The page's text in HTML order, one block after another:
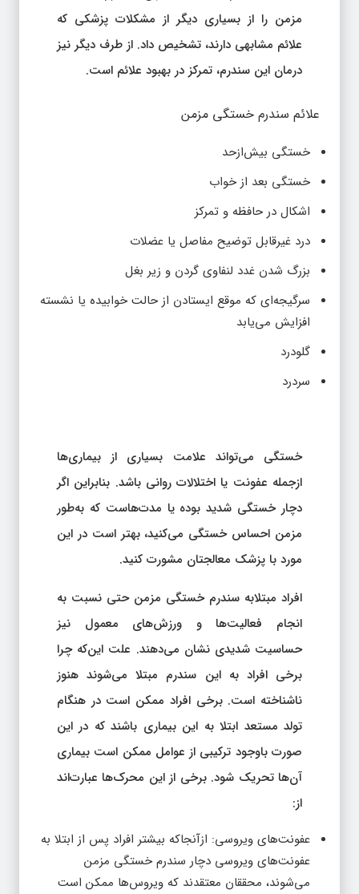
مزمن را از بسیاری دیگر از مشکلات پزشکی که
علائم مشابهی دارند، تشخیص داد. از طرف دیگر نیز
درمان این سندرم، تمرکز در بهبود علائم است.
علائم سندرم خستگی مزمن
خستگی بیش‌ازحد
خستگی بعد از خواب
اشکال در حافظه و تمرکز
درد غیرقابل توضیح مفاصل یا عضلات
بزرگ شدن غدد لنفاوی گردن و زیر بغل
سرگیجه‌ای که موقع ایستادن از حالت خوابیده یا نشسته
افزایش می‌یابد
گلودرد
سردرد
خستگی می‌تواند علامت بسیاری از بیماری‌ها
ازجمله عفونت یا اختلالات روانی باشد. بنابراین اگر
دچار خستگی شدید بوده یا مدت‌هاست که به‌طور
مزمن احساس خستگی می‌کنید، بهتر است در این
مورد با پزشک معالجتان مشورت کنید.
افراد مبتلابه سندرم خستگی مزمن حتی نسبت به
انجام فعالیت‌ها و ورزش‌های معمول نیز
حساسیت شدیدی نشان می‌دهند. علت این‌که چرا
برخی افراد به این سندرم مبتلا می‌شوند هنوز
ناشناخته است. برخی افراد ممکن است در هنگام
تولد مستعد ابتلا به این بیماری باشند که در این
صورت باوجود ترکیبی از عوامل ممکن است بیماری
آن‌ها تحریک شود. برخی از این محرک‌ها عبارت‌اند
از:
عفونت‌های ویروسی: ازآنجاکه بیشتر افراد پس از ابتلا به
عفونت‌های ویروسی دچار سندرم خستگی مزمن
می‌شوند، محققان معتقدند که ویروس‌ها ممکن است